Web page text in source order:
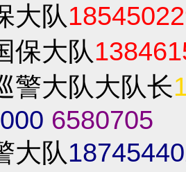
大队
保大队
警大队大队长
6580705
大队